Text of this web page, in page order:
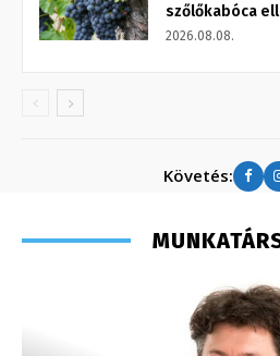
szőlőkabóca
2026.08.08.
Követés: